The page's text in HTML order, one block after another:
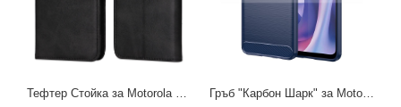
Тефтер Стойка за Motorola Moto G57 Power Гръб "Карбон Шарк" за Motorola Moto G57 Power